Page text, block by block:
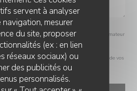
servent à analyser
mesurer
du site, proposer
(ex : en lien
réseaux sociaux) ou
des publicités ou
personnalisés.
la consommation, il est rappelé que le consommateur
sur la liste d'opposition au démarchage
. Pour plus d'informations sur le traitement de vos
de confidentialité.
CHIEN FOU